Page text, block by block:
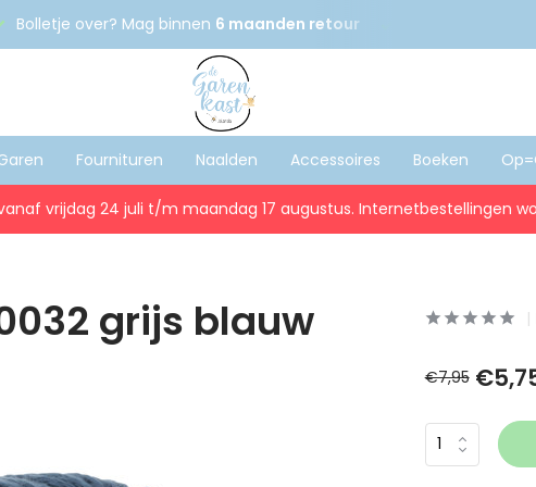
Bolletje over? Mag binnen 6 maanden retour
Fournituren Naalden Accessoires Boeken
vrijdag 24 juli t/m maandag 17 augustus. Internetbestellingen
grijs blauw
€7,95